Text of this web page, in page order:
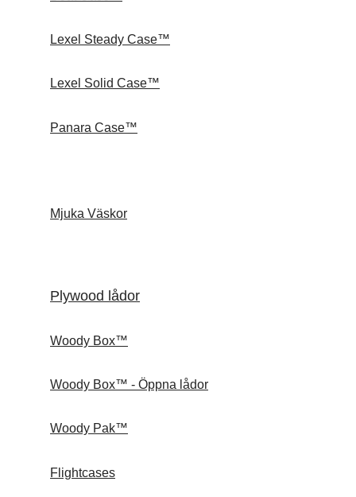
Lexel Steady Case™
Lexel Solid Case™
Panara Case™
Mjuka Väskor
Plywood lådor
Woody Box™
Woody Box™ - Öppna lådor
Woody Pak™
Flightcases